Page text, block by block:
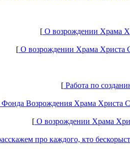
[ О возрождении Храма
[ О возрождении Храма Христа
[ Работа по
Возрождения Храма Христа
[ О возрождении Храма
про каждого, кто